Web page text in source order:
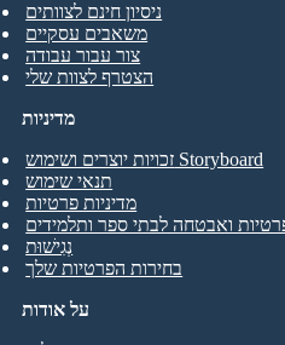
ניסיון חינם לצוותים
משאבים עסקיים
צור עבור עבודה
הצטרף לצוות שלי
על אודות
מדיניות
זכויות יוצרים ושימוש Storyboard
תנאי שימוש
מדיניות פרטיות
ואבטחה לבתי ספר ותלמידים
נְגִישׁוּת
בחירות הפרטיות שלך